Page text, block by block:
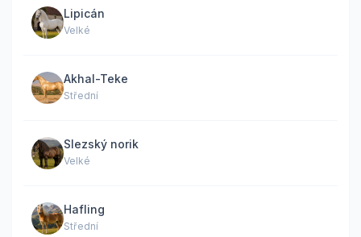
Lipicán
Velké
Akhal-Teke
Střední
Slezský norik
Velké
Hafling
Střední